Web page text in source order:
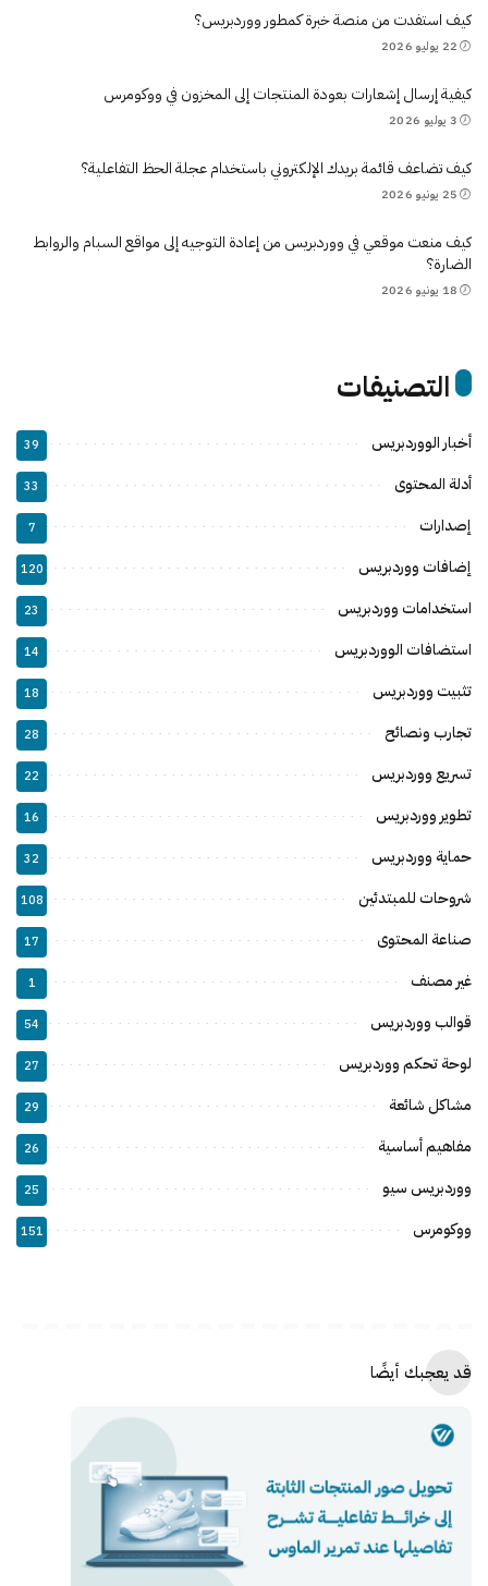
كيف استفدت من منصة خبرة كمطور ووردبريس؟
22 يوليو 2026
كيفية إرسال إشعارات بعودة المنتجات إلى المخزون في ووكومرس
3 يوليو 2026
كيف تضاعف قائمة بريدك الإلكتروني باستخدام عجلة الحظ التفاعلية؟
25 يونيو 2026
كيف منعت موقعي في ووردبريس من إعادة التوجيه إلى مواقع السبام والروابط
الضارة؟
18 يونيو 2026
التصنيفات
أخبار الووردبريس 39
أدلة المحتوى 33
إصدارات 7
إضافات ووردبريس 120
استخدامات ووردبريس 23
استضافات الووردبريس 14
تثبيت ووردبريس 18
تجارب ونصائح 28
تسريع ووردبريس 22
تطوير ووردبريس 16
حماية ووردبريس 32
شروحات للمبتدئين 108
صناعة المحتوى 17
غير مصنف 1
قوالب ووردبريس 54
لوحة تحكم ووردبريس 27
مشاكل شائعة 29
مفاهيم أساسية 26
ووردبريس سيو 25
ووكومرس 151
قد يعجبك أيضًا